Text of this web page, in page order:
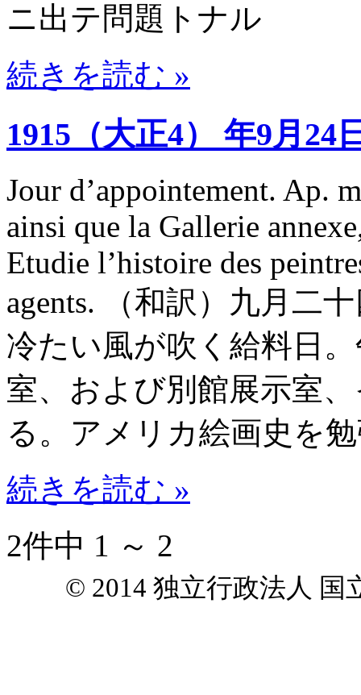
ニ出テ問題トナル
続きを読む »
1915（大正4） 年9月24
Jour d’appointement. Ap.
ainsi que la Gallerie
Etudie l’histoire des
agents. （和訳）九月
冷たい風が吹く給料日
室、および別館展示室
る。アメリカ絵画史を
続きを読む »
2件中 1 ～ 2
© 2014 独立行政法人 国